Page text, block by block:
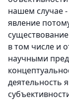
нашем случае
явление
в том числе и
научными
деятельность